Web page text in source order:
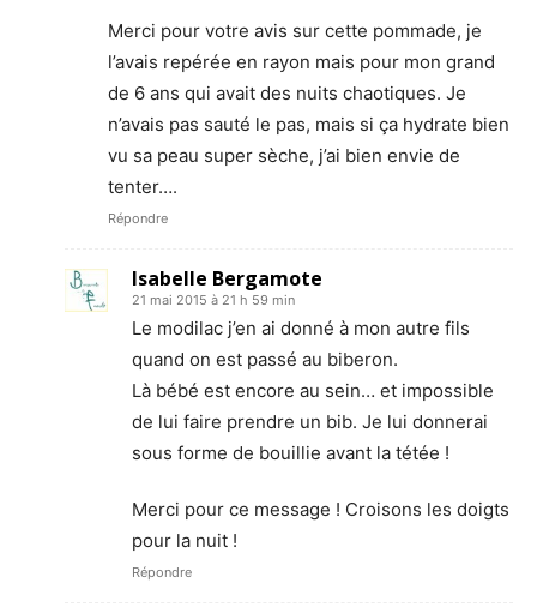
Merci pour votre avis sur cette pommade, je
l’avais repérée en rayon mais pour mon grand
de 6 ans qui avait des nuits chaotiques. Je
n’avais pas sauté le pas, mais si ça hydrate bien
vu sa peau super sèche, j’ai bien envie de
tenter….
Répondre
Isabelle Bergamote
21 mai 2015 à 21 h 59 min
Le modilac j’en ai donné à mon autre fils
quand on est passé au biberon.
Là bébé est encore au sein… et impossible
de lui faire prendre un bib. Je lui donnerai
sous forme de bouillie avant la tétée !
Merci pour ce message ! Croisons les doigts
pour la nuit !
Répondre